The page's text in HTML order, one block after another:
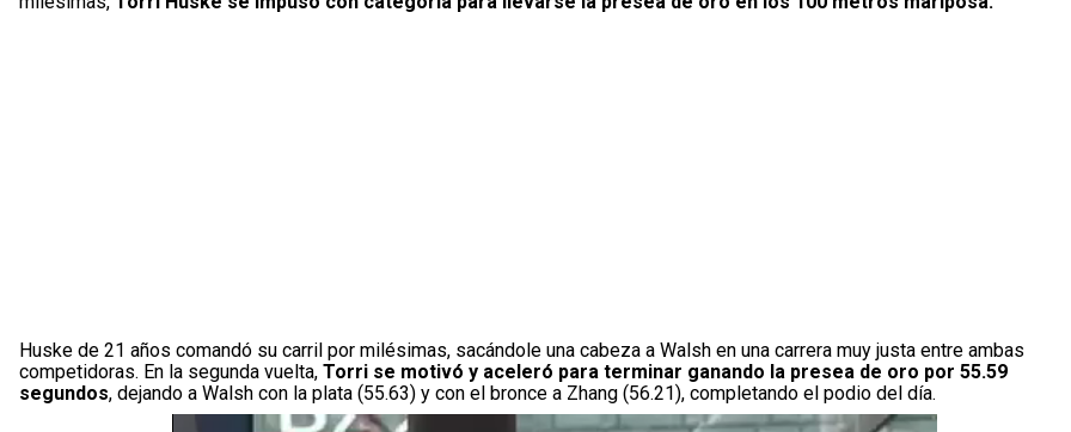
Huske de 21 años comandó su carril por milésimas, sacándole una cabeza a Walsh en una carrera muy justa entre ambas
competidoras. En la segunda vuelta, Torri se motivó y aceleró para terminar ganando la presea de oro por 55.59
segundos, dejando a Walsh con la plata (55.63) y con el bronce a Zhang (56.21), completando el podio del día.